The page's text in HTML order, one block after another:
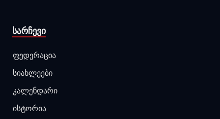
ᲡᲐᲠᲩᲔᲕᲘ
ფედერაცია
სიახლეები
კალენდარი
ისტორია